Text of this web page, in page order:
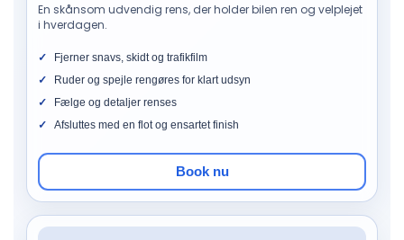
En skånsom udvendig rens, der holder bilen ren og velplejet
i hverdagen.
Fjerner snavs, skidt og trafikfilm
Ruder og spejle rengøres for klart udsyn
Fælge og detaljer renses
Afsluttes med en flot og ensartet finish
Book nu